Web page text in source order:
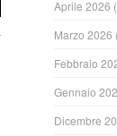
Aprile 2026
Marzo 2026
Febbraio
Gennaio
Dicembre